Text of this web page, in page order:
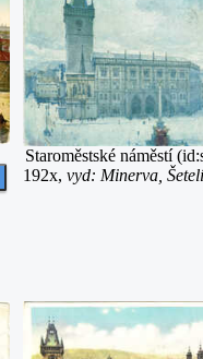
Staroměstské náměstí
192x, vyd: Minerva,